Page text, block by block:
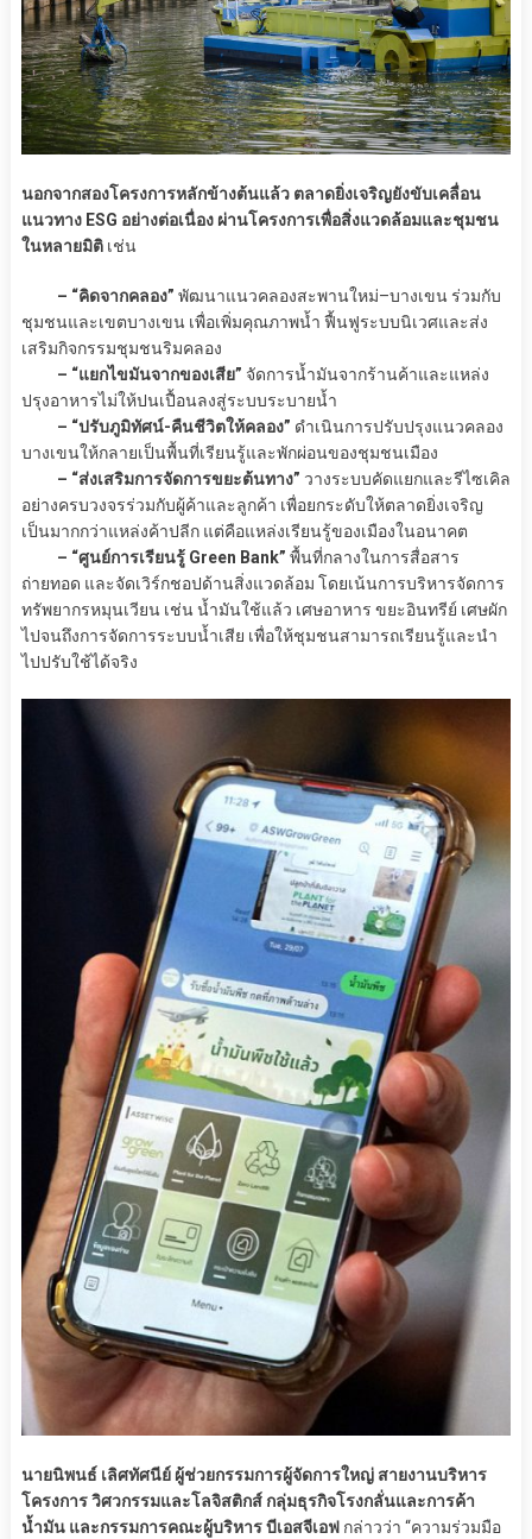
นอกจากสองโครงการหลักข้างต้นแล้ว ตลาดยิ่งเจริญยังขับเคลื่อน
แนวทาง ESG อย่างต่อเนื่อง ผ่านโครงการเพื่อสิ่งแวดล้อมและชุมชน
ในหลายมิติ เช่น
– “คิดจากคลอง” พัฒนาแนวคลองสะพานใหม่–บางเขน ร่วมกับ
ชุมชนและเขตบางเขน เพื่อเพิ่มคุณภาพน้ำ ฟื้นฟูระบบนิเวศและส่ง
เสริมกิจกรรมชุมชนริมคลอง
– “แยกไขมันจากของเสีย” จัดการน้ำมันจากร้านค้าและแหล่ง
ปรุงอาหารไม่ให้ปนเปื้อนลงสู่ระบบระบายน้ำ
– “ปรับภูมิทัศน์-คืนชีวิตให้คลอง” ดำเนินการปรับปรุงแนวคลอง
บางเขนให้กลายเป็นพื้นที่เรียนรู้และพักผ่อนของชุมชนเมือง
– “ส่งเสริมการจัดการขยะต้นทาง” วางระบบคัดแยกและรีไซเคิล
อย่างครบวงจรร่วมกับผู้ค้าและลูกค้า เพื่อยกระดับให้ตลาดยิ่งเจริญ
เป็นมากกว่าแหล่งค้าปลีก แต่คือแหล่งเรียนรู้ของเมืองในอนาคต
– “ศูนย์การเรียนรู้ Green Bank” พื้นที่กลางในการสื่อสาร
ถ่ายทอด และจัดเวิร์กชอปด้านสิ่งแวดล้อม โดยเน้นการบริหารจัดการ
ทรัพยากรหมุนเวียน เช่น น้ำมันใช้แล้ว เศษอาหาร ขยะอินทรีย์ เศษผัก
ไปจนถึงการจัดการระบบน้ำเสีย เพื่อให้ชุมชนสามารถเรียนรู้และนำ
ไปปรับใช้ได้จริง
นายนิพนธ์ เลิศทัศนีย์ ผู้ช่วยกรรมการผู้จัดการใหญ่ สายงานบริหาร
โครงการ วิศวกรรมและโลจิสติกส์ กลุ่มธุรกิจโรงกลั่นและการค้า
น้ำมัน และกรรมการคณะผู้บริหาร บีเอสจีเอฟ กล่าวว่า “ความร่วมมือ